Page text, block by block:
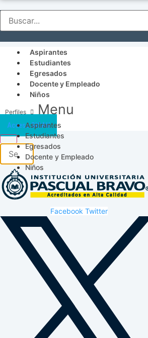
Aspirantes
Estudiantes
Egresados
Docente y Empleado
Niños
Menu
Aspirantes
Estudiantes
Egresados
Docente y Empleado
Niños
Acceso SICAU
Facebook Twitter